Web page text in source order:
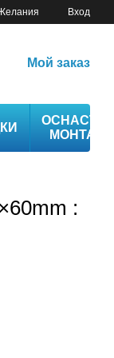
Вход
Мой заказ
ОСНАСТКА
МОНТАЖ
: